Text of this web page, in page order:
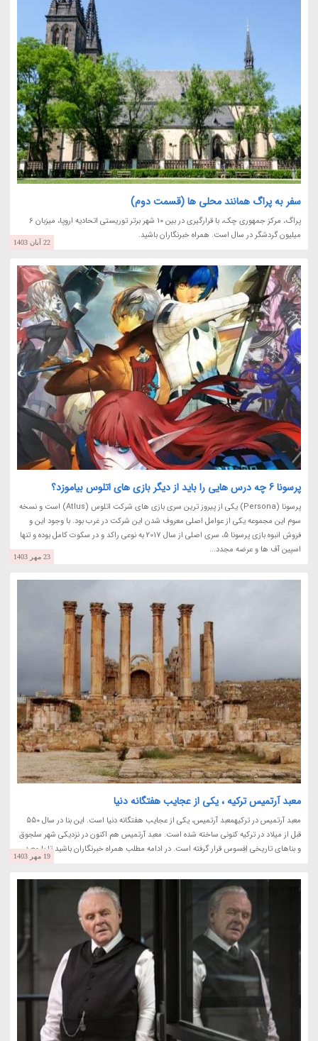
سفر به پراگ همانند محلی ها (قسمت دوم)
پراگ، مرکز جمهوری چک، با قرارگیری در بین 10 شهر برتر توریستی اتحادیه اروپا، میزبان 6
میلیون گردشگر در سال است. همراه خبرنگاران باشید.
22 آبان 1403
پرسونا 6 چه درس هایی را باید از دیگر بازی های اتلوس بیاموزد؟
پرسونا (Persona) یکی از پیروز ترین سری بازی های شرکت اتلوس (Atlus) است و نسخه
سوم این مجموعه یکی از عوامل اصلی معروف شدن این شرکت در غرب بود. با وجود این و
فروش انبوه بازی پرسونا 5، سری اصلی از سال 2017 به نوعی راکد و در سکوت کامل بوده و تنها
اسپین آف ها و عرضه مجدد...
23 مهر 1403
معبد آرتمیس ترکیه ، یکی از عجایب هفتگانه دنیا
معبد آرتمیس در ترکیهمعبد آرتمیس، یکی از عجایب هفتگانه دنیا است. این بنا در سال 550
قبل از میلاد در ترکیه کنونی ساخته شده است. معبد آرتمیس هم اکنون در نزدیکی شهر سلجوق
و بناهای تاریخی اِفِسوس قرار گرفته است. در ادامه مطلب همراه خبرنگاران باشید تا با معبد...
19 مهر 1403